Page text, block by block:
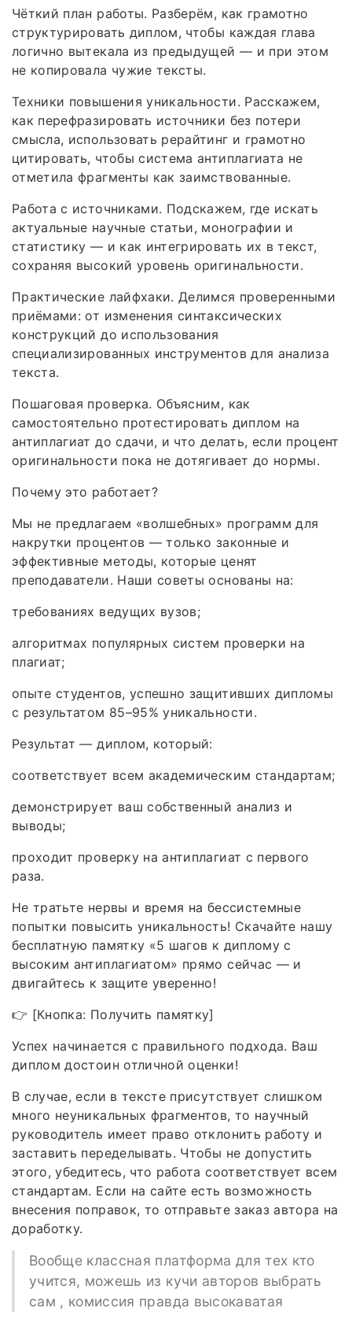
Чёткий план работы. Разберём, как грамотно
структурировать диплом, чтобы каждая глава
логично вытекала из предыдущей — и при этом
не копировала чужие тексты.
Техники повышения уникальности. Расскажем,
как перефразировать источники без потери
смысла, использовать рерайтинг и грамотно
цитировать, чтобы система антиплагиата не
отметила фрагменты как заимствованные.
Работа с источниками. Подскажем, где искать
актуальные научные статьи, монографии и
статистику — и как интегрировать их в текст,
сохраняя высокий уровень оригинальности.
Практические лайфхаки. Делимся проверенными
приёмами: от изменения синтаксических
конструкций до использования
специализированных инструментов для анализа
текста.
Пошаговая проверка. Объясним, как
самостоятельно протестировать диплом на
антиплагиат до сдачи, и что делать, если процент
оригинальности пока не дотягивает до нормы.
Почему это работает?
Мы не предлагаем «волшебных» программ для
накрутки процентов — только законные и
эффективные методы, которые ценят
преподаватели. Наши советы основаны на:
требованиях ведущих вузов;
алгоритмах популярных систем проверки на
плагиат;
опыте студентов, успешно защитивших дипломы
с результатом 85–95% уникальности.
Результат — диплом, который:
соответствует всем академическим стандартам;
демонстрирует ваш собственный анализ и
выводы;
проходит проверку на антиплагиат с первого
раза.
Не тратьте нервы и время на бессистемные
попытки повысить уникальность! Скачайте нашу
бесплатную памятку «5 шагов к диплому с
высоким антиплагиатом» прямо сейчас — и
двигайтесь к защите уверенно!
👉 [Кнопка: Получить памятку]
Успех начинается с правильного подхода. Ваш
диплом достоин отличной оценки!
В случае, если в тексте присутствует слишком
много неуникальных фрагментов, то научный
руководитель имеет право отклонить работу и
заставить переделывать. Чтобы не допустить
этого, убедитесь, что работа соответствует всем
стандартам. Если на сайте есть возможность
внесения поправок, то отправьте заказ автора на
доработку.
Вообще классная платформа для тех кто
учится, можешь из кучи авторов выбрать
сам , комиссия правда высокаватая